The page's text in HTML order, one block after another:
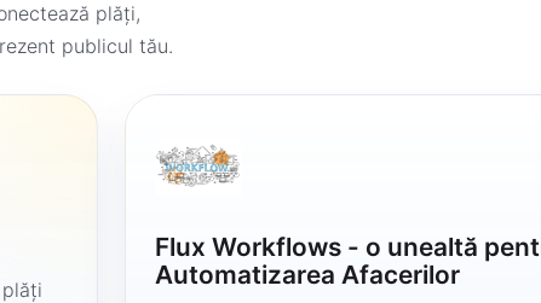
plăți,
publicul tău.
Flux Workflows - o unealtă
Automatizarea Afacerilor